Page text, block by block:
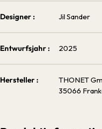
Designer : Jil Sander
Entwurfsjahr : 2025
Hersteller :
THONET
35066